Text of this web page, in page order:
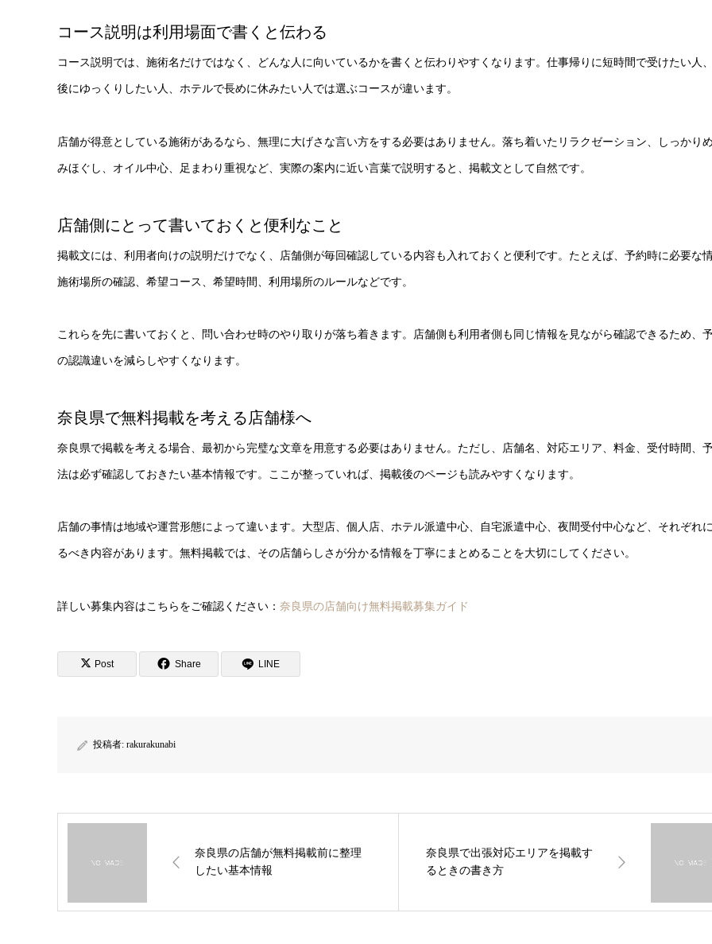
コース説明は利用場面で書くと伝わる
コース説明では、施術名だけではなく、どんな人に向いているかを書くと伝わりやすくなります。仕事帰りに短時間で受けたい人
後にゆっくりしたい人、ホテルで長めに休みたい人では選ぶコースが違います。
店舗が得意としている施術があるなら、無理に大げさな言い方をする必要はありません。落ち着いたリラクゼーション、しっかり
みほぐし、オイル中心、足まわり重視など、実際の案内に近い言葉で説明すると、掲載文として自然です。
店舗側にとって書いておくと便利なこと
掲載文には、利用者向けの説明だけでなく、店舗側が毎回確認している内容も入れておくと便利です。たとえば、予約時に必要な情
施術場所の確認、希望コース、希望時間、利用場所のルールなどです。
これらを先に書いておくと、問い合わせ時のやり取りが落ち着きます。店舗側も利用者側も同じ情報を見ながら確認できるため、
の認識違いを減らしやすくなります。
奈良県で無料掲載を考える店舗様へ
奈良県で掲載を考える場合、最初から完璧な文章を用意する必要はありません。ただし、店舗名、対応エリア、料金、受付時間、
法は必ず確認しておきたい基本情報です。ここが整っていれば、掲載後のページも読みやすくなります。
店舗の事情は地域や運営形態によって違います。大型店、個人店、ホテル派遣中心、自宅派遣中心、夜間受付中心など、それぞれ
るべき内容があります。無料掲載では、その店舗らしさが分かる情報を丁寧にまとめることを大切にしてください。
詳しい募集内容はこちらをご確認ください： 奈良県の店舗向け無料掲載募集ガイド
Post Share LINE
投稿者: rakurakunabi
奈良県の店舗が無料掲載前に整理
したい基本情報
奈良県で出張対応エリアを掲載す
るときの書き方